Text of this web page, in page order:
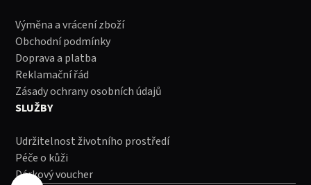
Výměna a vrácení zboží
Obchodní podmínky
Doprava a platba
Reklamační řád
Zásady ochrany osobních údajů
SLUŽBY
Udržitelnost životního prostředí
Péče o kůži
Dárkový voucher